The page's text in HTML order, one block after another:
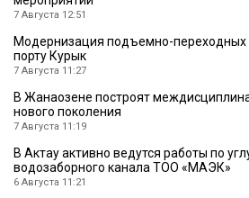
7 Августа 12:51
Модернизация подъемно-переходных
порту Курык
7 Августа 11:27
В Жанаозене построят
нового поколения
7 Августа 11:19
В Актау активно ведутся работы по
водозаборного канала ТОО «МАЭК»
6 Августа 11:21